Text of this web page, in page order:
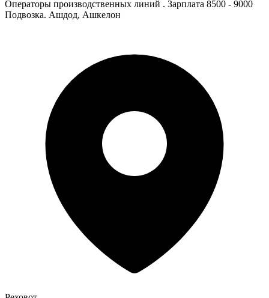
Операторы производственных линий . Зарплата 8500 - 9000
Подвозка. Ашдод, Ашкелон